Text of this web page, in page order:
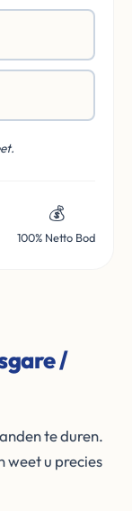
💰
100% Netto Bod
/
te duren.
weet u precies